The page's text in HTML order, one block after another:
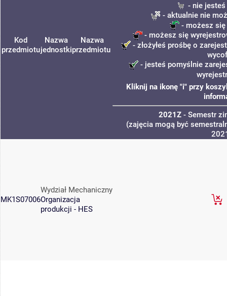
Kod
przedmiotu
Nazwa
jednostki
Nazwa
przedmiotu
- nie
- aktualnie nie
- możesz się
- możesz się
- złożyłeś prośbę o
- jesteś pomyślnie
Kliknij na ikonę "i" przy
2021Z - Semestr
(zajęcia mogą być
MK1S07006
Wydział Mechaniczny
Organizacja
produkcji - HES